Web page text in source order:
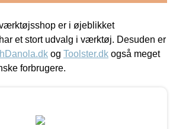
er i øjeblikket
et stort udvalg i værktøj. Desuden er
og Toolster.dk også meget
forbrugere.